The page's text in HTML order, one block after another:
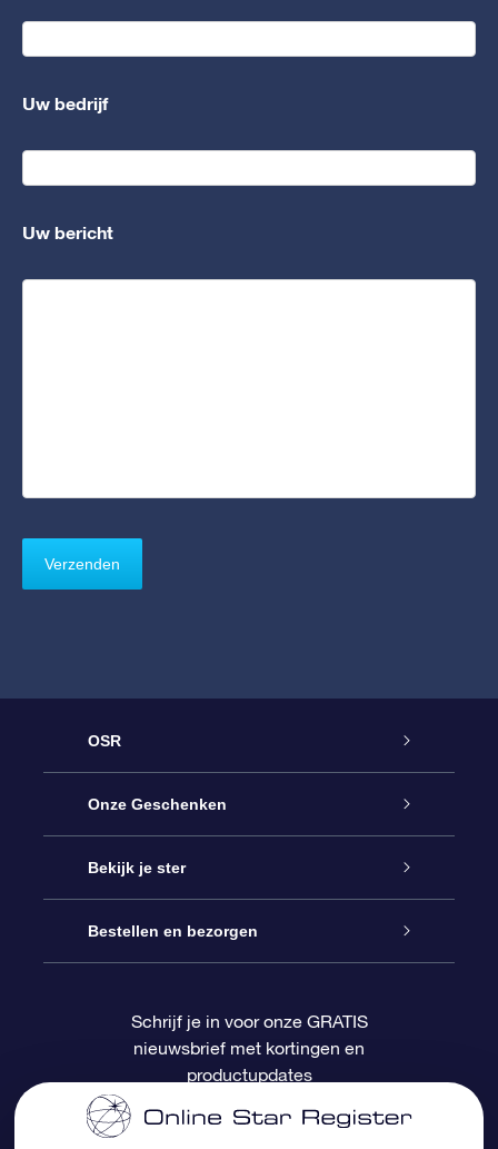
Uw bedrijf
Uw bericht
OSR
Service
Contact
Blog
OSR Recensies
Onze Geschenken
Online Star Gift
OSR Cadeaupakket
OSR Cadeaukaart
Relatiegeschenken
Bekijk je ster
Sterrenregister
Gepersonaliseerde sterrenpagina
One Million Stars
Bestellen en bezorgen
Betalingsinformatie
Verzendinformatie
Schrijf je in voor onze GRATIS
nieuwsbrief met kortingen en
productupdates